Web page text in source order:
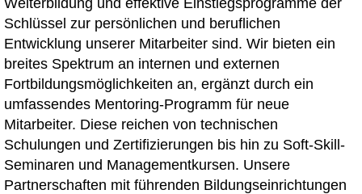
Schlüssel zur persönlichen und beruflichen
Entwicklung unserer Mitarbeiter sind. Wir bieten ein
breites Spektrum an internen und externen
Fortbildungsmöglichkeiten an, ergänzt durch ein
umfassendes Mentoring-Programm für neue
Mitarbeiter. Diese reichen von technischen
Schulungen und Zertifizierungen bis hin zu Soft-Skill-
Seminaren und Managementkursen. Unsere
Partnerschaften mit führenden Bildungseinrichtungen